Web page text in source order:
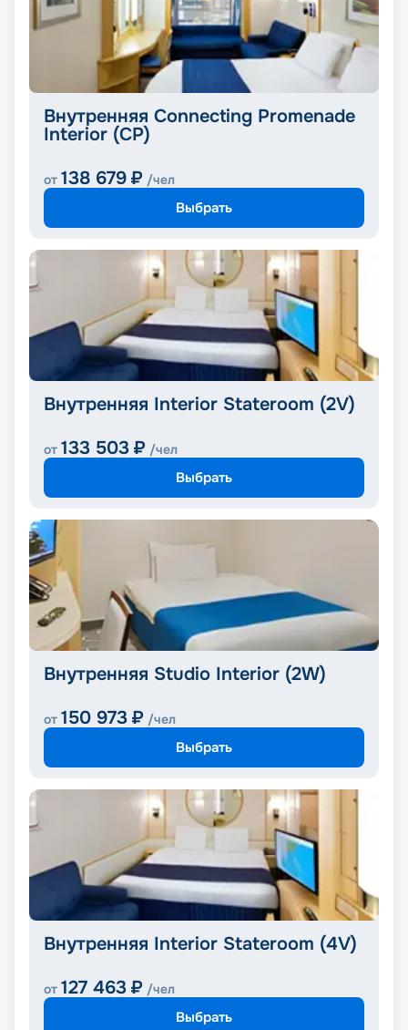
Внутренняя Connecting Promenade
Interior (CP)
от 138 679 ₽ /чел
Выбрать
Внутренняя Interior Stateroom (2V)
от 133 503 ₽ /чел
Выбрать
Внутренняя Studio Interior (2W)
от 150 973 ₽ /чел
Выбрать
Внутренняя Interior Stateroom (4V)
от 127 463 ₽ /чел
Выбрать